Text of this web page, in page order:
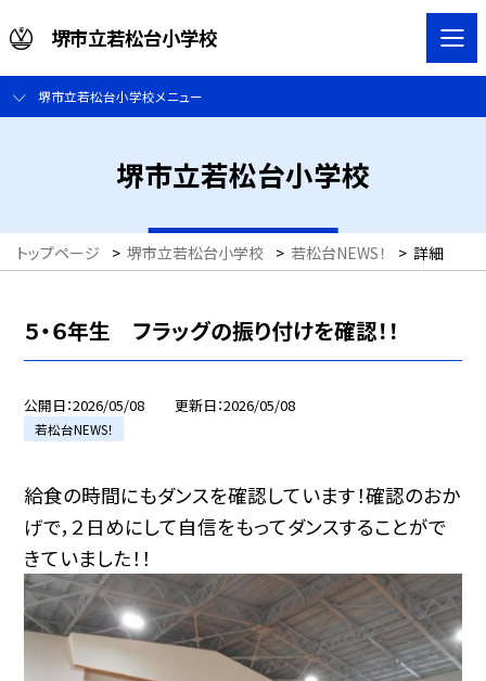
堺市立若松台小学校
堺市立若松台小学校メニュー
堺市立若松台小学校
トップページ > 堺市立若松台小学校 > 若松台NEWS！ > 詳細
５・６年生 フラッグの振り付けを確認！！
公開日 2026/05/08 更新日 2026/05/08
若松台NEWS！
給食の時間にもダンスを確認しています！確認のおか
げで，２日めにして自信をもってダンスすることがで
きていました！！